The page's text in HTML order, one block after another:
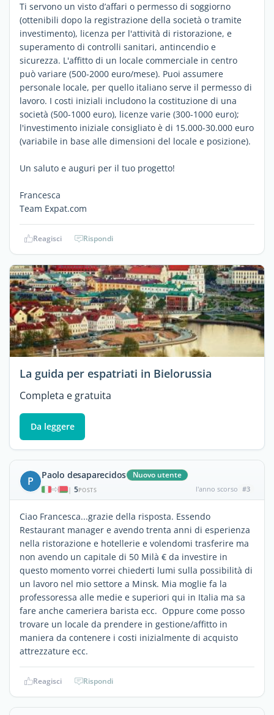
Ti servono un visto d’affari o permesso di soggiorno
(ottenibili dopo la registrazione della società o tramite
investimento), licenza per l'attività di ristorazione, e
superamento di controlli sanitari, antincendio e
sicurezza. L'affitto di un locale commerciale in centro
può variare (500-2000 euro/mese). Puoi assumere
personale locale, per quello italiano serve il permesso di
lavoro. I costi iniziali includono la costituzione di una
società (500-1000 euro), licenze varie (300-1000 euro);
l'investimento iniziale consigliato è di 15.000-30.000 euro
(variabile in base alle dimensioni del locale e posizione).
Un saluto e auguri per il tuo progetto!
Francesca
Team Expat.com
Reagisci Rispondi
La guida per espatriati in Bielorussia
Completa e gratuita
Da leggere
P Paolo desaparecidos Nuovo utente
| 5POSTS l'anno scorso #3
Ciao Francesca...grazie della risposta. Essendo
Restaurant manager e avendo trenta anni di esperienza
nella ristorazione e hotellerie e volendomi trasferire ma
non avendo un capitale di 50 Milà € da investire in
questo momento vorrei chiederti lumi sulla possibilità di
un lavoro nel mio settore a Minsk. Mia moglie fa la
professoressa alle medie e superiori qui in Italia ma sa
fare anche cameriera barista ecc. Oppure come posso
trovare un locale da prendere in gestione/affitto in
maniera da contenere i costi inizialmente di acquisto
attrezzature ecc.
Reagisci Rispondi